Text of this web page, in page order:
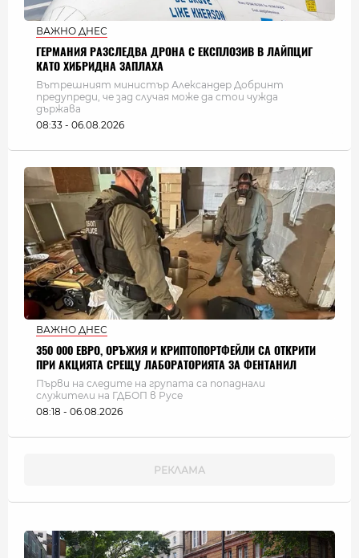
ВАЖНО ДНЕС
ГЕРМАНИЯ РАЗСЛЕДВА ДРОНА С ЕКСПЛОЗИВ В ЛАЙПЦИГ
КАТО ХИБРИДНА ЗАПЛАХА
Вътрешният министър Александер Добринт
предупреди, че зад случая може да стои чужда
държава
08:33 - 06.08.2026
ВАЖНО ДНЕС
350 000 ЕВРО, ОРЪЖИЯ И КРИПТОПОРТФЕЙЛИ СА ОТКРИТИ
ПРИ АКЦИЯТА СРЕЩУ ЛАБОРАТОРИЯТА ЗА ФЕНТАНИЛ
Първи на следите на групата са попаднали
служители на ГДБОП в Русе
08:18 - 06.08.2026